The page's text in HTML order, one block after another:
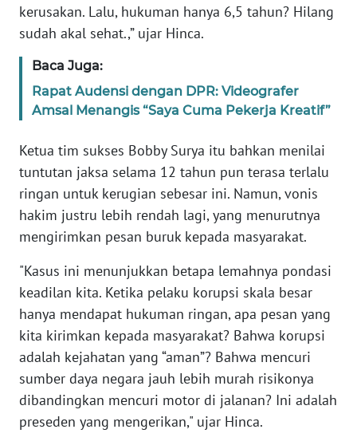
kerusakan. Lalu, hukuman hanya 6,5 tahun? Hilang
sudah akal sehat.,” ujar Hinca.
Baca Juga:
Rapat Audensi dengan DPR: Videografer
Amsal Menangis “Saya Cuma Pekerja Kreatif”
Ketua tim sukses Bobby Surya itu bahkan menilai
tuntutan jaksa selama 12 tahun pun terasa terlalu
ringan untuk kerugian sebesar ini. Namun, vonis
hakim justru lebih rendah lagi, yang menurutnya
mengirimkan pesan buruk kepada masyarakat.
"Kasus ini menunjukkan betapa lemahnya pondasi
keadilan kita. Ketika pelaku korupsi skala besar
hanya mendapat hukuman ringan, apa pesan yang
kita kirimkan kepada masyarakat? Bahwa korupsi
adalah kejahatan yang “aman”? Bahwa mencuri
sumber daya negara jauh lebih murah risikonya
dibandingkan mencuri motor di jalanan? Ini adalah
preseden yang mengerikan," ujar Hinca.
WN
JAKARTA
WN
JABAR
BANTEN
NTT
WN
PAPUA
WN
PAPUA
BARAT